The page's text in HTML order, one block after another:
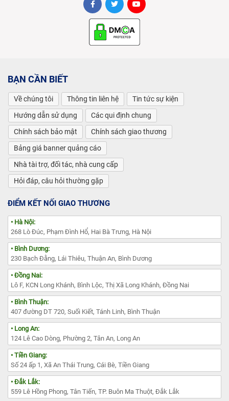
BẠN CẦN BIẾT
Về chúng tôi Thông tin liên hệ
Tin tức sự kiện
Hướng dẫn sử dụng
Các qui định chung
Chính sách bảo mật
Chính sách giao thương
Bảng giá banner quảng cáo
Nhà tài trợ, đối tác, nhà cung cấp
Hỏi đáp, câu hỏi thường gặp
ĐIỂM KẾT NỐI GIAO THƯƠNG
• Hà Nội:
268 Lò Đúc, Phạm Đình Hổ, Hai Bà Trưng, Hà Nội
• Bình Dương:
230 Bạch Đằng, Lái Thiêu, Thuận An, Bình Dương
• Đồng Nai:
Lô F, KCN Long Khánh, Bình Lộc, Thị Xã Long Khánh, Đồng Nai
• Bình Thuận:
407 đường DT 720, Suối Kiết, Tánh Linh, Bình Thuận
• Long An:
124 Lê Cao Dòng, Phường 2, Tân An, Long An
• Tiền Giang:
Số 24 ấp 1, Xã An Thái Trung, Cái Bè, Tiền Giang
• Đắk Lắk:
559 Lê Hồng Phong, Tân Tiến, TP. Buôn Ma Thuột, Đắk Lắk